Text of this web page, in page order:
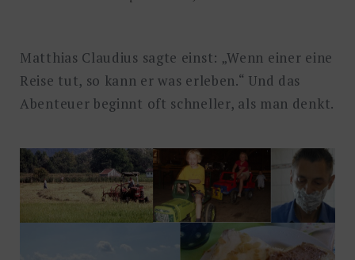
Matthias Claudius sagte einst: „Wenn einer eine
Reise tut, so kann er was erleben.“ Und das
Abenteuer beginnt oft schneller, als man denkt.